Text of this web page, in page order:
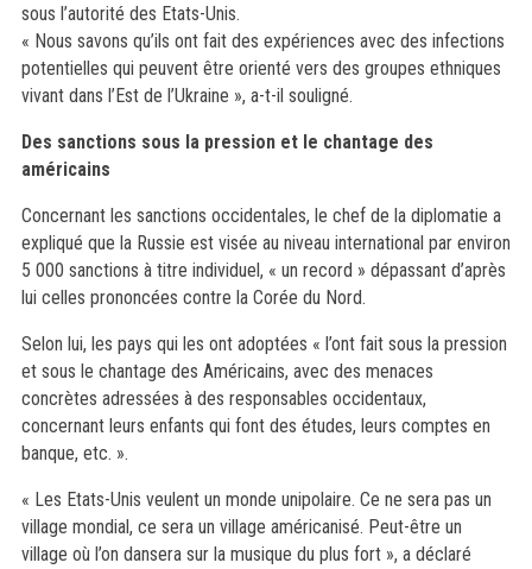
sous l’autorité des Etats-Unis.
« Nous savons qu’ils ont fait des expériences avec des infections
potentielles qui peuvent être orienté vers des groupes ethniques
vivant dans l’Est de l’Ukraine », a-t-il souligné.
Des sanctions sous la pression et le chantage des
américains
Concernant les sanctions occidentales, le chef de la diplomatie a
expliqué que la Russie est visée au niveau international par environ
5 000 sanctions à titre individuel, « un record » dépassant d’après
lui celles prononcées contre la Corée du Nord.
Selon lui, les pays qui les ont adoptées « l’ont fait sous la pression
et sous le chantage des Américains, avec des menaces
concrètes adressées à des responsables occidentaux,
concernant leurs enfants qui font des études, leurs comptes en
banque, etc. ».
« Les Etats-Unis veulent un monde unipolaire. Ce ne sera pas un
village mondial, ce sera un village américanisé. Peut-être un
village où l’on dansera sur la musique du plus fort », a déclaré